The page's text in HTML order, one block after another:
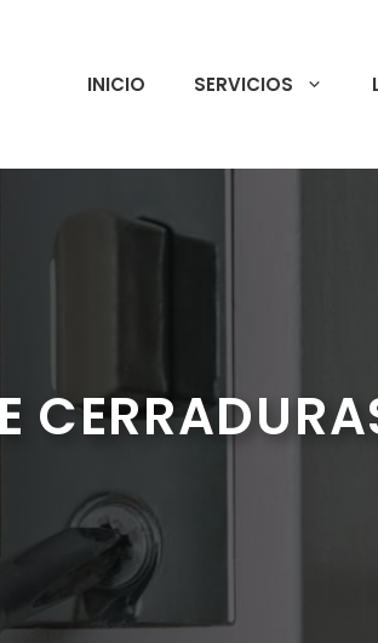
INICIO SERVICIOS